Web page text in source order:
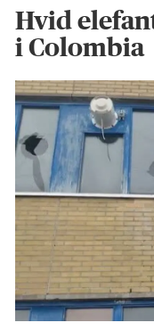
Hvid
i Colombia